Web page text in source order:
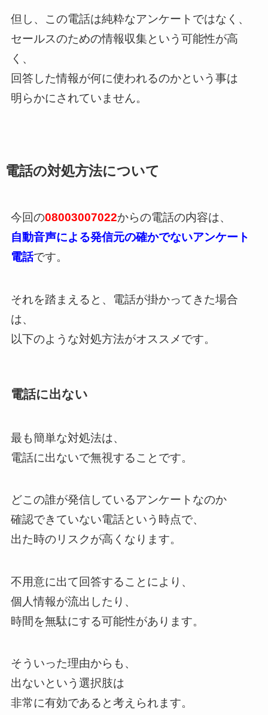
但し、この電話は純粋なアンケートではなく、
セールスのための情報収集という可能性が高
く、
回答した情報が何に使われるのかという事は
明らかにされていません。
電話の対処方法について
今回の08003007022からの電話の内容は、
自動音声による発信元の確かでないアンケート
電話です。
それを踏まえると、電話が掛かってきた場合
は、
以下のような対処方法がオススメです。
電話に出ない
最も簡単な対処法は、
電話に出ないで無視することです。
どこの誰が発信しているアンケートなのか
確認できていない電話という時点で、
出た時のリスクが高くなります。
不用意に出て回答することにより、
個人情報が流出したり、
時間を無駄にする可能性があります。
そういった理由からも、
出ないという選択肢は
非常に有効であると考えられます。